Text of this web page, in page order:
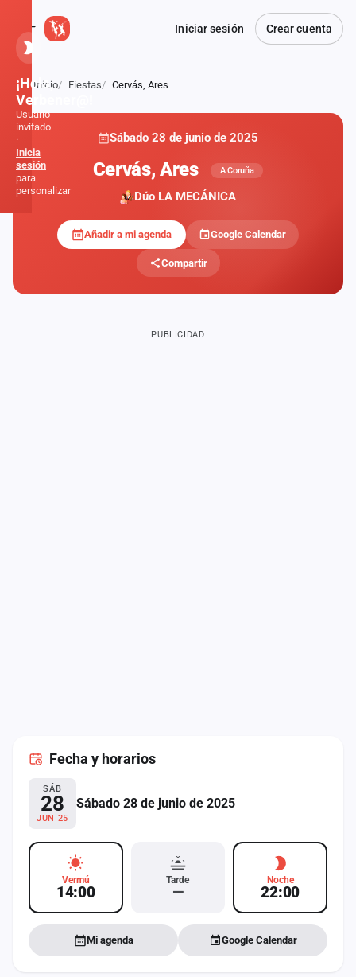
Iniciar sesión Crear cuenta
Atrás
Inicio Fiestas Cervás, Ares
Sábado 28 de junio de 2025
Cervás, Ares A Coruña
Dúo LA MECÁNICA
Añadir a mi agenda Google Calendar
Compartir
PUBLICIDAD
Fecha y horarios
SÁB
28
JUN 25
Sábado 28 de junio de 2025
Vermú
14:00
Tarde
—
Noche
22:00
Mi agenda Google Calendar
¡Hola,
Verbener@!
Usuario
invitado
·
Inicia
sesión
para
personalizar
Administración
Contacto